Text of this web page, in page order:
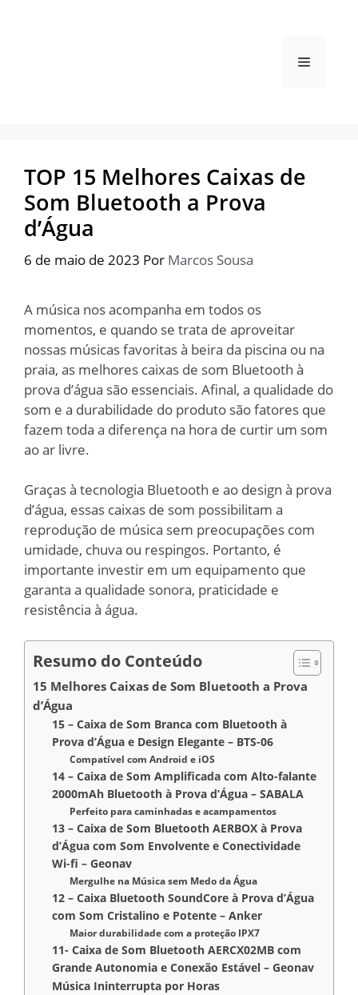
Menu
TOP 15 Melhores Caixas de
Som Bluetooth a Prova
d’Água
6 de maio de 2023 Por Marcos Sousa
A música nos acompanha em todos os
momentos, e quando se trata de aproveitar
nossas músicas favoritas à beira da piscina ou na
praia, as melhores caixas de som Bluetooth à
prova d’água são essenciais. Afinal, a qualidade do
som e a durabilidade do produto são fatores que
fazem toda a diferença na hora de curtir um som
ao ar livre.
Graças à tecnologia Bluetooth e ao design à prova
d’água, essas caixas de som possibilitam a
reprodução de música sem preocupações com
umidade, chuva ou respingos. Portanto, é
importante investir em um equipamento que
garanta a qualidade sonora, praticidade e
resistência à água.
Resumo do Conteúdo
15 Melhores Caixas de Som Bluetooth a Prova
d’Água
15 – Caixa de Som Branca com Bluetooth à
Prova d’Água e Design Elegante – BTS-06
Compatível com Android e iOS
14 – Caixa de Som Amplificada com Alto-falante
2000mAh Bluetooth à Prova d’Água – SABALA
Perfeito para caminhadas e acampamentos
13 – Caixa de Som Bluetooth AERBOX à Prova
d’Água com Som Envolvente e Conectividade
Wi-fi – Geonav
Mergulhe na Música sem Medo da Água
12 – Caixa Bluetooth SoundCore à Prova d’Água
com Som Cristalino e Potente – Anker
Maior durabilidade com a proteção IPX7
11- Caixa de Som Bluetooth AERCX02MB com
Grande Autonomia e Conexão Estável – Geonav
Música Ininterrupta por Horas